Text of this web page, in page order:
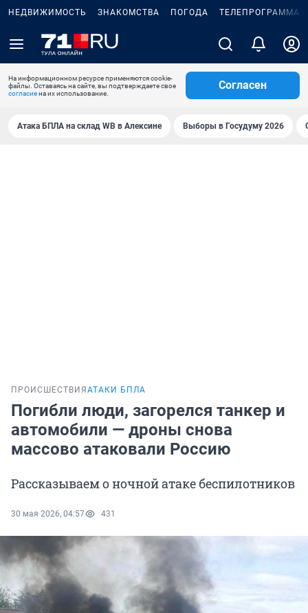
НЕДВИЖИМОСТЬ ЗНАКОМСТВА ПОГОДА ТЕЛЕПРОГРАММА
На информационном ресурсе применяются cookie-
файлы. Оставаясь на сайте, вы подтверждаете свое
согласиена их использование.
Согласен
Атака БПЛА на склад WB в Алексине Выборы в Госудуму 2026
ПРОИСШЕСТВИЯ АТАКИ БПЛА
Погибли люди, загорелся танкер и
автомобили — дроны снова
массово атаковали Россию
Рассказываем о ночной атаке беспилотников
30 мая 2026, 04:57 431